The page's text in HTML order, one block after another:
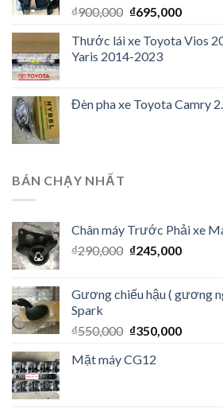
₫900,000 ₫695,000
Thước lái xe Toyota Vios
Yaris 2014-2023
Đèn pha xe Toyota Camry
BÁN CHẠY NHẤT
Chân máy Trước Phải xe
₫290,000 ₫245,000
Gương chiếu hậu ( gương
Spark
₫550,000 ₫350,000
Mặt máy CG12